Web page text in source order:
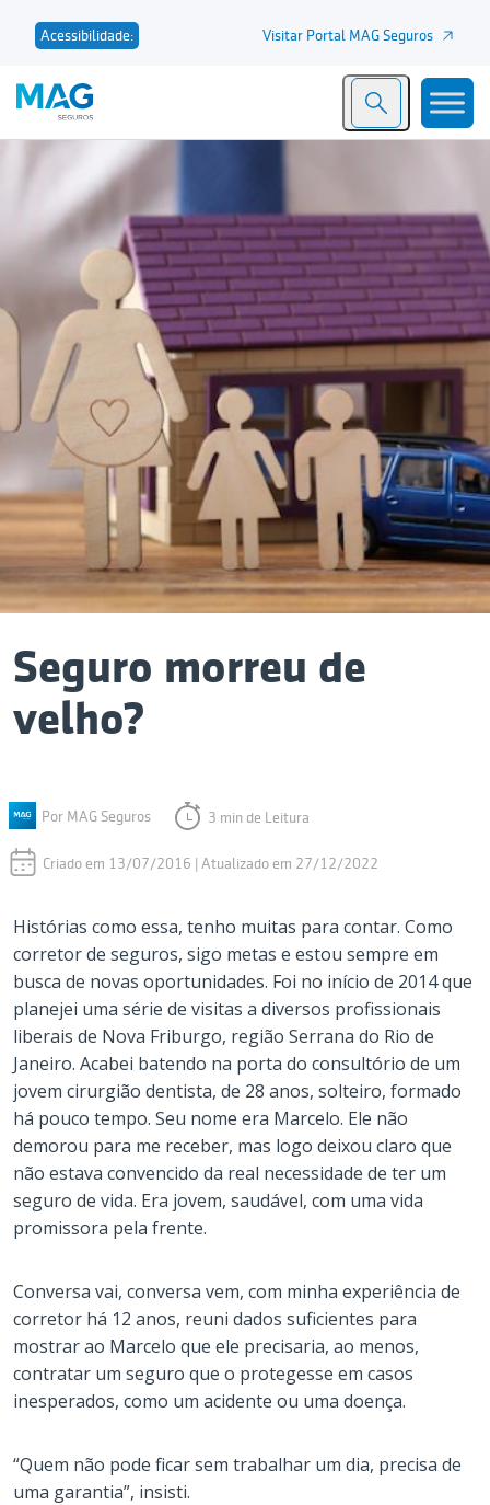
Acessibilidade: Visitar Portal MAG Seguros
Seguro morreu de
velho?
Por MAG Seguros 3 min de Leitura
Criado em 13/07/2016 | Atualizado em 27/12/2022
Histórias como essa, tenho muitas para contar. Como
corretor de seguros, sigo metas e estou sempre em
busca de novas oportunidades. Foi no início de 2014 que
planejei uma série de visitas a diversos profissionais
liberais de Nova Friburgo, região Serrana do Rio de
Janeiro. Acabei batendo na porta do consultório de um
jovem cirurgião dentista, de 28 anos, solteiro, formado
há pouco tempo. Seu nome era Marcelo. Ele não
demorou para me receber, mas logo deixou claro que
não estava convencido da real necessidade de ter um
seguro de vida. Era jovem, saudável, com uma vida
promissora pela frente.
Conversa vai, conversa vem, com minha experiência de
corretor há 12 anos, reuni dados suficientes para
mostrar ao Marcelo que ele precisaria, ao menos,
contratar um seguro que o protegesse em casos
inesperados, como um acidente ou uma doença.
“Quem não pode ficar sem trabalhar um dia, precisa de
uma garantia”, insisti.